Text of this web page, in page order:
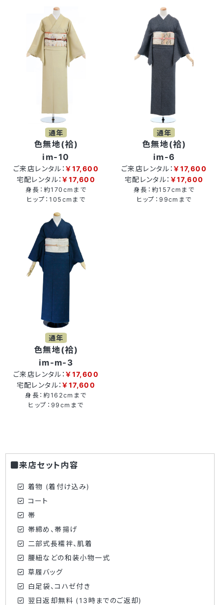
通年
色無地(袷)
im-10
ご来店レンタル：￥17,600
宅配レンタル：￥17,600
身長：約170cmまで
ヒップ：105cmまで
通年
色無地(袷)
im-6
ご来店レンタル：￥17,600
宅配レンタル： ￥17,600
身長：約157cmまで
ヒップ：99cmまで
通年
色無地(袷)
im-m-3
ご来店レンタル：￥17,600
宅配レンタル：￥17,600
身長：約162cmまで
ヒップ：99cmまで
来店セット内容
着物 (着付け込み)
コート
帯
帯締め、帯揚げ
二部式長襦袢、肌着
腰紐などの和装小物一式
草履バッグ
白足袋、コハゼ付き
翌日返却無料 (13時までのご返却)